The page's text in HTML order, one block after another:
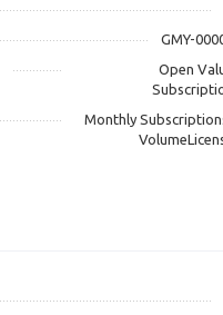
GMY-
Open
Monthly